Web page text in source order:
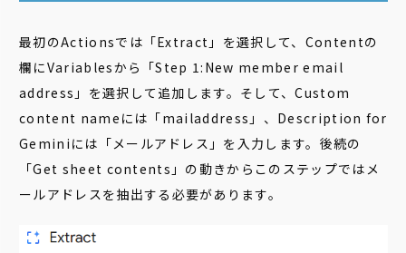
最初のActionsでは「Extract」を選択して、Contentの
欄にVariablesから「Step 1:New member email
address」を選択して追加します。そして、Custom
content nameには「mailaddress」、Description for
Geminiには「メールアドレス」を入力します。後続の
「Get sheet contents」の動きからこのステップではメ
ールアドレスを抽出する必要があります。